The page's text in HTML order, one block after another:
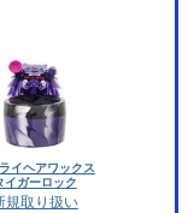
イヘアワックス
イガーロック
規取り扱い